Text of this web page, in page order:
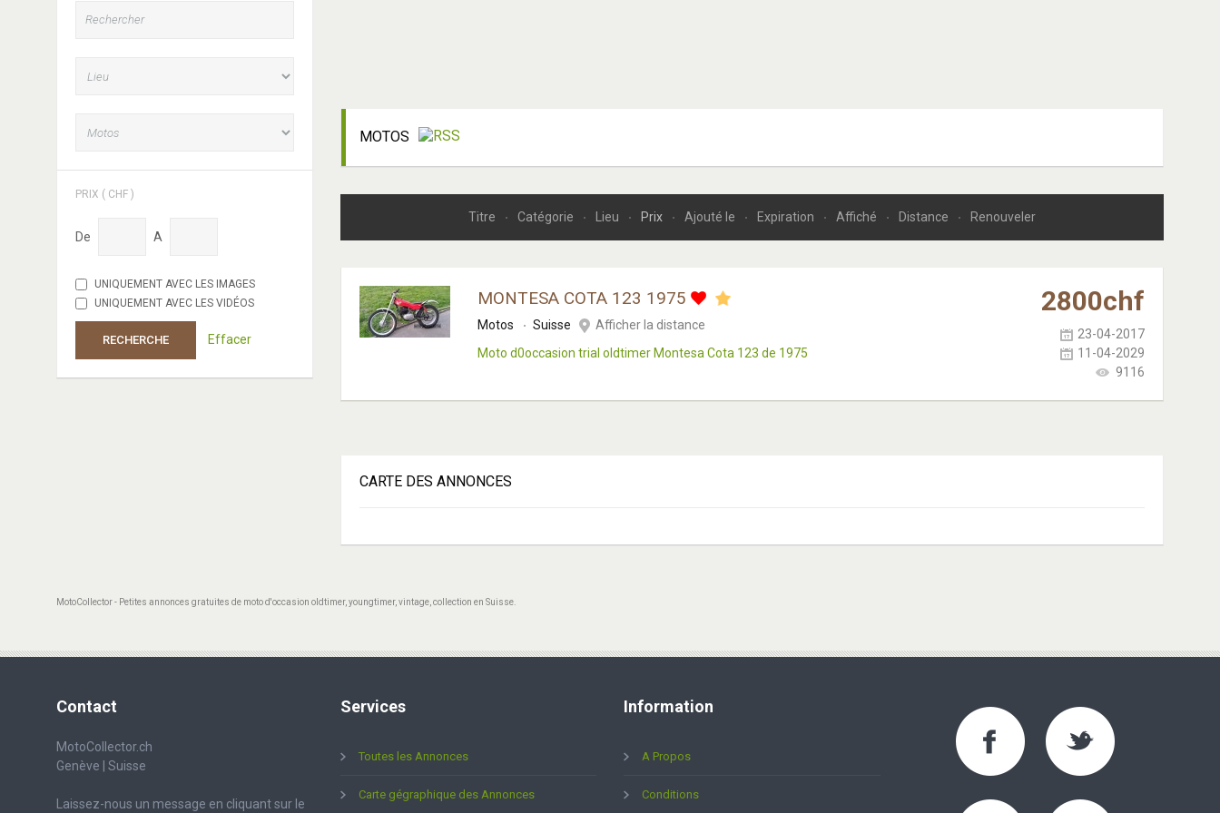
MOTOS
Titre Catégorie Lieu Prix Ajouté le Expiration Affiché Distance Renouveler
MONTESA COTA 123 1975
Motos Suisse
Afficher la distance
Moto d0occasion trial oldtimer Montesa Cota 123 de 1975
2800chf
23-04-2017
11-04-2029
9116
CARTEDES ANNONCES
PRIX ( CHF )
De A
UNIQUEMENT AVEC LES IMAGES
UNIQUEMENT AVEC LES VIDÉOS
RECHERCHE Effacer
MotoCollector - Petites annonces gratuites de moto d'occasion oldtimer, youngtimer, vintage, collection en Suisse.
Contact
MotoCollector.ch
Genève | Suisse
Laissez-nous un message en cliquant sur le
Services
Toutes les Annonces
Carte gégraphique des Annonces
Information
A Propos
Conditions